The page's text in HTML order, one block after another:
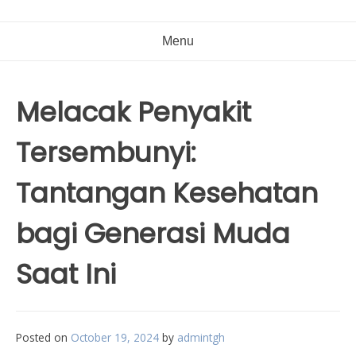
Menu
Melacak Penyakit
Tersembunyi:
Tantangan Kesehatan
bagi Generasi Muda
Saat Ini
Posted on October 19, 2024 by admintgh